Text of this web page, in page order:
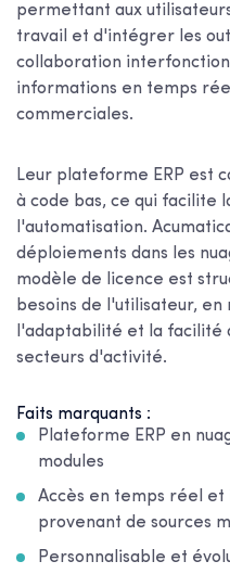
permettant aux
travail et d'intégrer les
collaboration
informations en temps
commerciales.
Leur plateforme ERP est
à code bas, ce qui facilite
l'automatisation.
déploiements dans les
modèle de licence est
besoins de l'utilisateur,
l'adaptabilité et la facilité
secteurs d'activité.
Faits marquants :
Plateforme ERP en
modules
Accès en temps réel
provenant de sources
Personnalisable et